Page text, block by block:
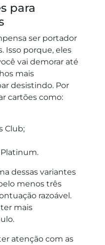
para
ser portador
Isso porque, eles
vai demorar até
mais
desistindo. Por
cartões como:
Club;
dessas variantes
menos três
razoável.
mais
atenção com as